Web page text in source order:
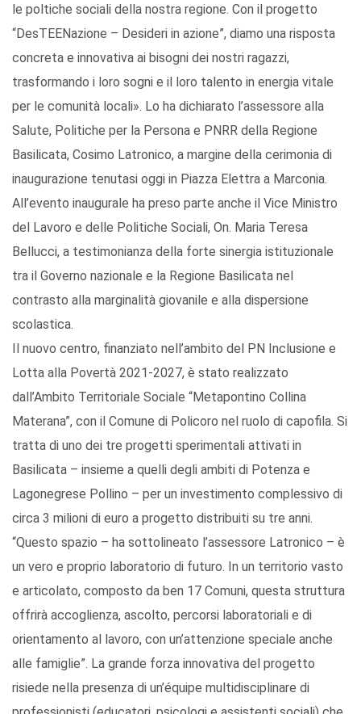
le poltiche sociali della nostra regione. Con il progetto
“DesTEENazione – Desideri in azione”, diamo una risposta
concreta e innovativa ai bisogni dei nostri ragazzi,
trasformando i loro sogni e il loro talento in energia vitale
per le comunità locali». Lo ha dichiarato l’assessore alla
Salute, Politiche per la Persona e PNRR della Regione
Basilicata, Cosimo Latronico, a margine della cerimonia di
inaugurazione tenutasi oggi in Piazza Elettra a Marconia.
All’evento inaugurale ha preso parte anche il Vice Ministro
del Lavoro e delle Politiche Sociali, On. Maria Teresa
Bellucci, a testimonianza della forte sinergia istituzionale
tra il Governo nazionale e la Regione Basilicata nel
contrasto alla marginalità giovanile e alla dispersione
scolastica.
Il nuovo centro, finanziato nell’ambito del PN Inclusione e
Lotta alla Povertà 2021-2027, è stato realizzato
dall’Ambito Territoriale Sociale “Metapontino Collina
Materana”, con il Comune di Policoro nel ruolo di capofila. Si
tratta di uno dei tre progetti sperimentali attivati in
Basilicata – insieme a quelli degli ambiti di Potenza e
Lagonegrese Pollino – per un investimento complessivo di
circa 3 milioni di euro a progetto distribuiti su tre anni.
“Questo spazio – ha sottolineato l’assessore Latronico – è
un vero e proprio laboratorio di futuro. In un territorio vasto
e articolato, composto da ben 17 Comuni, questa struttura
offrirà accoglienza, ascolto, percorsi laboratoriali e di
orientamento al lavoro, con un’attenzione speciale anche
alle famiglie”. La grande forza innovativa del progetto
risiede nella presenza di un’équipe multidisciplinare di